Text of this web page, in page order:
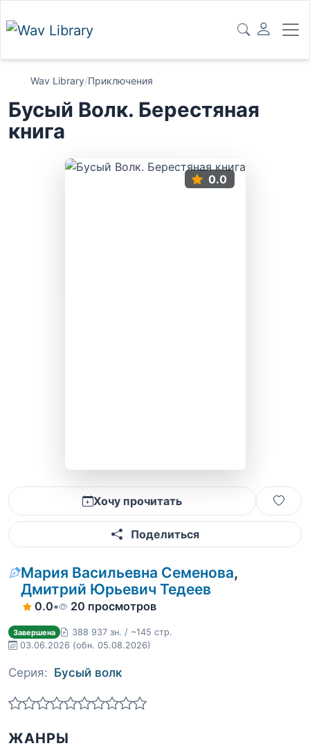
Wav Library/Приключения
Бусый Волк. Берестяная
книга
0.0
Хочу прочитать
Поделиться
Мария Васильевна Семенова,
Дмитрий Юрьевич Тедеев
0.0• 20 просмотров
Завершена
388 937 зн. / ~145 стр.
03.06.2026 (обн. 05.08.2026)
Серия: Бусый волк
ЖАНРЫ